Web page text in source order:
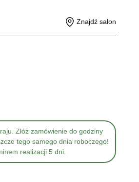
Znajdź salon
Złóż zamówienie do godziny
tego samego dnia roboczego!
realizacji 5 dni.